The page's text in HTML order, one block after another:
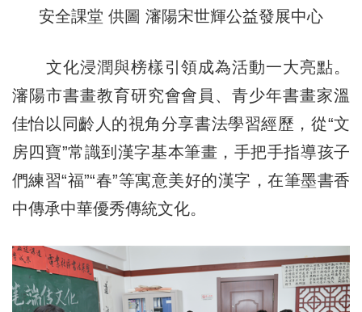
安全課堂 供圖 瀋陽宋世輝公益發展中心
文化浸潤與榜樣引領成為活動一大亮點。
瀋陽市書畫教育研究會會員、青少年書畫家溫
佳怡以同齡人的視角分享書法學習經歷，從“文
房四寶”常識到漢字基本筆畫，手把手指導孩子
們練習“福”“春”等寓意美好的漢字，在筆墨書香
中傳承中華優秀傳統文化。